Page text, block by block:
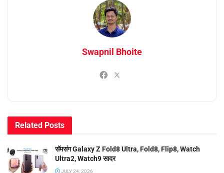
Swapnil Bhoite
Related Posts
सॅमसंग Galaxy Z Fold8 Ultra, Fold8, Flip8, Watch
Ultra2, Watch9 सादर
JULY 24, 2026